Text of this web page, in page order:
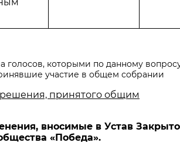
голосов, которыми по данному
участие в общем собрании
принятого общим
вносимые в Устав
«Победа».